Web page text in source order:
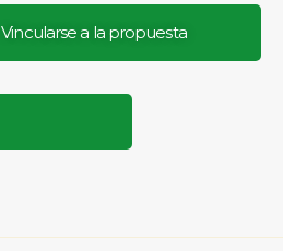
Vincularse a la propuesta